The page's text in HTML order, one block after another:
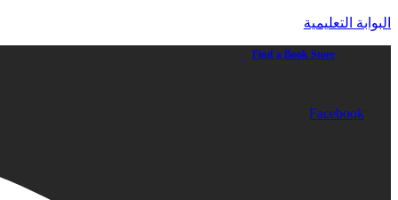
البوابة التعليمية
Find a Book Store
Facebook